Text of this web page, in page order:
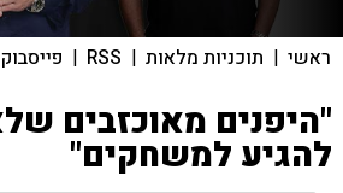
ראשי | תוכניות מלאות |
RSS
| פייסבוק
"היפנים מאוכזבים
להגיע למשחקים"